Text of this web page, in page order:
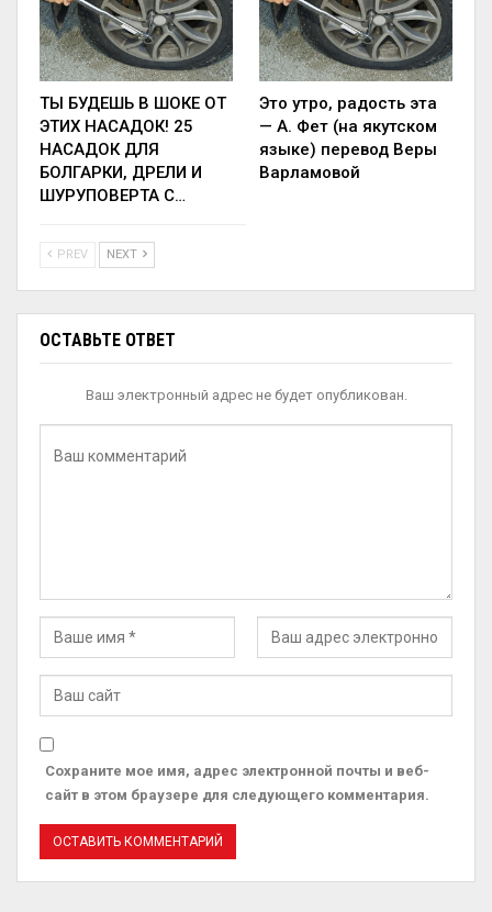
ТЫ БУДЕШЬ В ШОКЕ ОТ
ЭТИХ НАСАДОК! 25
НАСАДОК ДЛЯ
БОЛГАРКИ, ДРЕЛИ И
ШУРУПОВЕРТА С…
Это утро, радость эта
— А. Фет (на якутском
языке) перевод Веры
Варламовой
PREV NEXT
ОСТАВЬТЕ ОТВЕТ
Ваш электронный адрес не будет опубликован.
Сохраните мое имя, адрес электронной почты и веб-
сайт в этом браузере для следующего комментария.